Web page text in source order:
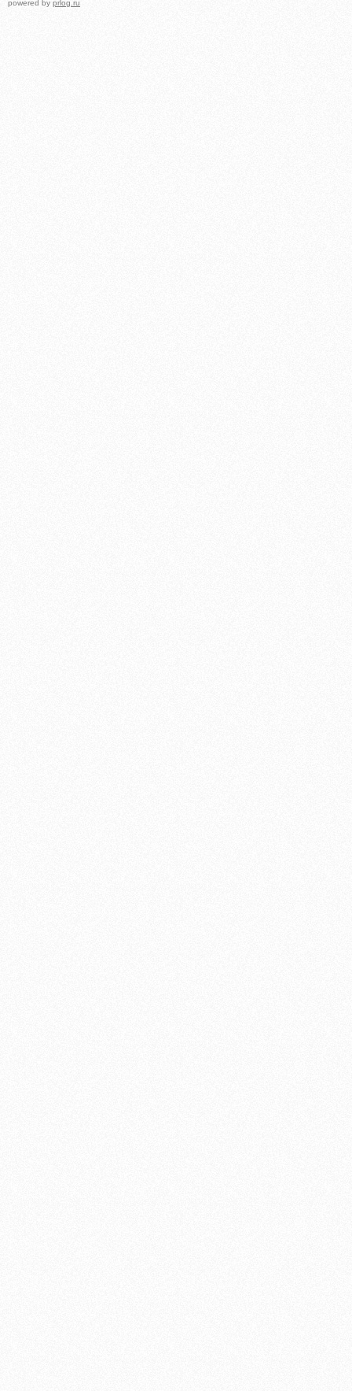
powered by prlog.ru